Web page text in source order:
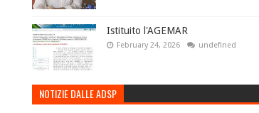
Istituito l'AGEMAR
February 24, 2026 undefined
NOTIZIE DALLE ADSP